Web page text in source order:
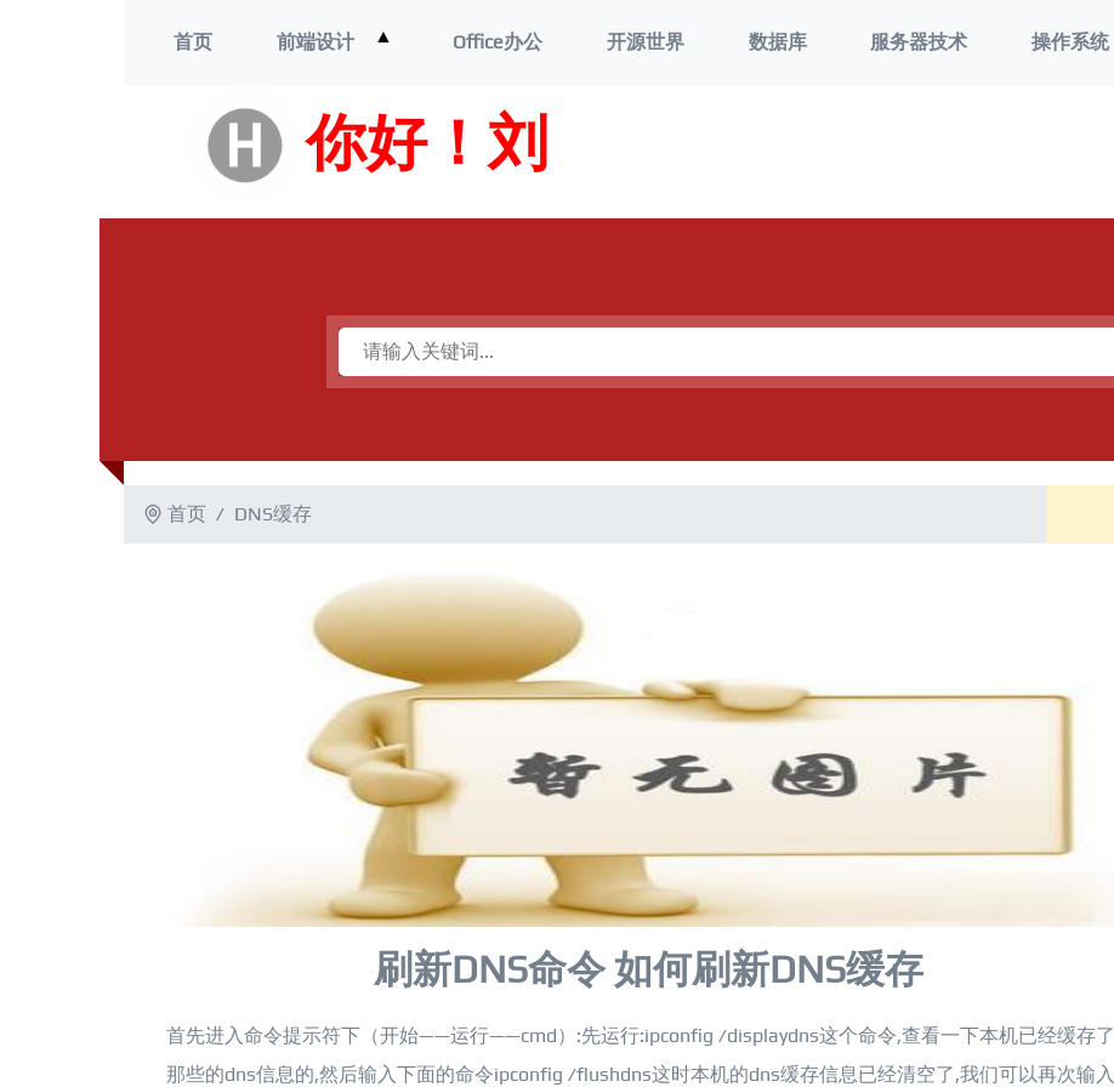
你好！刘
首页 前端设计 ▲
单
Office办公 开源世界 数据库 服务器技术 操作系统
首页 DNS缓存
刷新DNS命令 如何刷新DNS缓存
首先进入命令提示符下（开始——运行——cmd）:先运行:ipconfig /displaydns这个命令,查看一下本机已经缓存了
那些的dns信息的,然后输入下面的命令ipconfig /flushdns这时本机的dns缓存信息已经清空了,我们可以再次输入